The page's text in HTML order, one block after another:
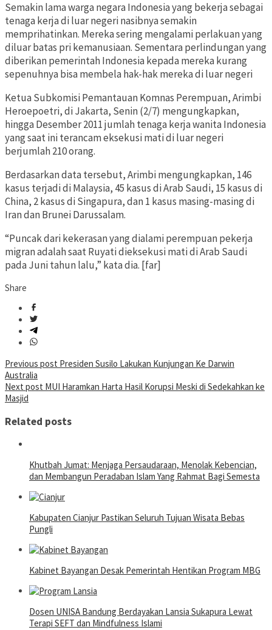
Semakin lama warga negara Indonesia yang bekerja sebagai
tenaga kerja di luar negeri nasibnya semakin
memprihatinkan. Mereka sering mengalami perlakuan yang
diluar batas pri kemanusiaan. Sementara perlindungan yang
diberikan pemerintah Indonesia kepada mereka kurang
sepenuhnya bisa membela hak-hak mereka di luar negeri
Ketua Subkomisi Pemantauan Komnas Perempuan, Arimbi
Heroepoetri, di Jakarta, Senin (2/7) mengungkapkan,
hingga Desember 2011 jumlah tenaga kerja wanita Indonesia
yang saat ini terancam eksekusi mati di luar negeri
berjumlah 210 orang.
Berdasarkan data tersebut, Arimbi mengungkapkan, 146
kasus terjadi di Malaysia, 45 kasus di Arab Saudi, 15 kasus di
China, 2 kasus di Singapura, dan 1 kasus masing-masing di
Iran dan Brunei Darussalam.
“Puncak dari kekerasan yang dialami perempuan pekerja
migran adalah saat Ruyati dieksekusi mati di Arab Saudi
pada Juni tahun lalu,” kata dia. [far]
Share
Post
navigation
Previous post Presiden Susilo Lakukan Kunjungan Ke Darwin
Australia
Next post MUI Haramkan Harta Hasil Korupsi Meski di Sedekahkan ke
Masjid
Related posts
Khutbah Jumat: Menjaga Persaudaraan, Menolak Kebencian,
dan Membangun Peradaban Islam Yang Rahmat Bagi Semesta
Kabupaten Cianjur Pastikan Seluruh Tujuan Wisata Bebas
Pungli
Kabinet Bayangan Desak Pemerintah Hentikan Program MBG
Dosen UNISA Bandung Berdayakan Lansia Sukapura Lewat
Terapi SEFT dan Mindfulness Islami